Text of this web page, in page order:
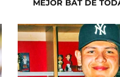
MEJOR BAT DE